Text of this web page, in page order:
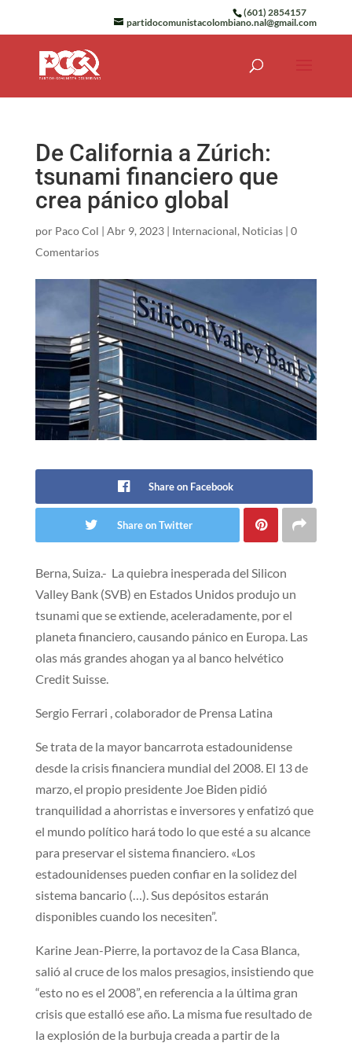
(601) 2854157
partidocomunistacolombiano.nal@gmail.com
De California a Zúrich:
tsunami financiero que
crea pánico global
por Paco Col | Abr 9, 2023| Internacional, Noticias| 0
Comentarios
Share on Facebook
Share on Twitter
Berna, Suiza.- La quiebra inesperada del Silicon
Valley Bank (SVB) en Estados Unidos produjo un
tsunami que se extiende, aceleradamente, por el
planeta financiero, causando pánico en Europa. Las
olas más grandes ahogan ya al banco helvético
Credit Suisse.
Sergio Ferrari , colaborador de Prensa Latina
Se trata de la mayor bancarrota estadounidense
desde la crisis financiera mundial del 2008. El 13 de
marzo, el propio presidente Joe Biden pidió
tranquilidad a ahorristas e inversores y enfatizó que
el mundo político hará todo lo que esté a su alcance
para preservar el sistema financiero. «Los
estadounidenses pueden confiar en la solidez del
sistema bancario (…). Sus depósitos estarán
disponibles cuando los necesiten”.
Karine Jean-Pierre, la portavoz de la Casa Blanca,
salió al cruce de los malos presagios, insistiendo que
“esto no es el 2008”, en referencia a la última gran
crisis que estalló ese año. La misma fue resultado de
la explosión de la burbuja creada a partir de la